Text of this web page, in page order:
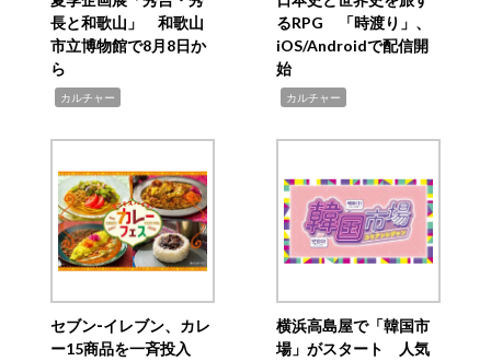
長と和歌山」 和歌山
市立博物館で8月8日か
ら
カルチャー
るRPG 「時渡り」、
iOS/Androidで配信開
始
カルチャー
セブン‐イレブン、カレ
ー15商品を一斉投入
横浜高島屋で「韓国市
場」がスタート 人気